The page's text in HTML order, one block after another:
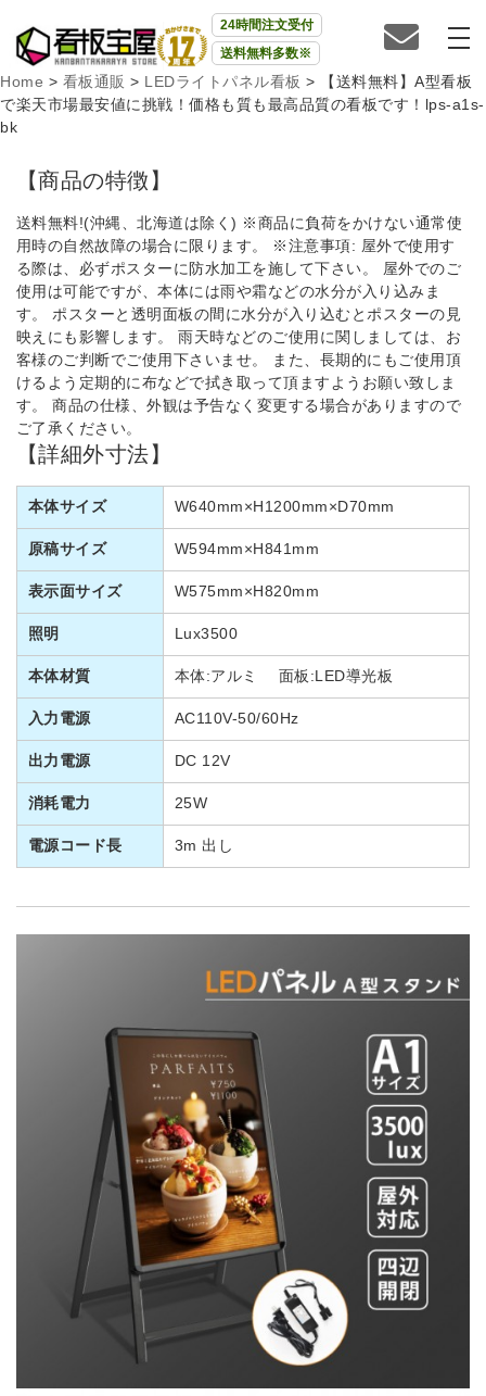
24時間注文受付
送料無料多数※
Home > 看板通販 > LEDライトパネル看板 >
【送料無料】A型看板
で楽天市場最安値に挑戦！価格も質も最高品質の看板です！lps-a1s-
bk
【商品の特徴】
送料無料!(沖縄、北海道は除く) ※商品に負荷をかけない通常使
用時の自然故障の場合に限ります。 ※注意事項: 屋外で使用す
る際は、必ずポスターに防水加工を施して下さい。 屋外でのご
使用は可能ですが、本体には雨や霜などの水分が入り込みま
す。 ポスターと透明面板の間に水分が入り込むとポスターの見
映えにも影響します。 雨天時などのご使用に関しましては、お
客様のご判断でご使用下さいませ。 また、長期的にもご使用頂
けるよう定期的に布などで拭き取って頂ますようお願い致しま
す。 商品の仕様、外観は予告なく変更する場合がありますので
ご了承ください。
【詳細外寸法】
本体サイズ W640mm×H1200mm×D70mm
原稿サイズ W594mm×H841mm
表示面サイズ W575mm×H820mm
照明 Lux3500
本体材質 本体:アルミ 面板:LED導光板
入力電源 AC110V-50/60Hz
出力電源 DC 12V
消耗電力 25W
電源コード長 3m 出し